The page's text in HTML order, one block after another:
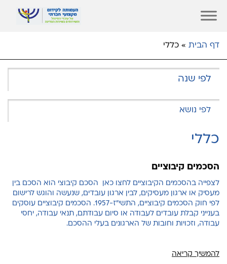
דף הבית » כללי
כללי
הסכמים קיבוציים
לצפייה בהסכמים הקיבוציים לחצו כאן הסכם קיבוצי הוא הסכם בין
מעסיק או ארגון מעסיקים, לבין ארגון עובדים, שנעשה והוגש לרישום
לפי חוק הסכמים קיבוציים, התשי"ז-1957. הסכמים קיבוציים עוסקים
בענייני קבלת עובדים לעבודה או סיום עבודתם, תנאי עבודה, יחסי
עבודה, וזכויות וחובות של הארגונים בעלי ההסכם.
להמשיך קריאה